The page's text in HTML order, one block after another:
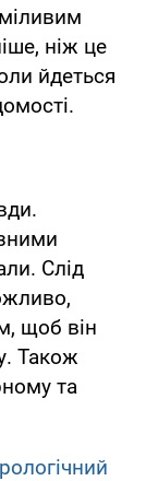
ніж це
йдеться
Слід
щоб він
Також
та